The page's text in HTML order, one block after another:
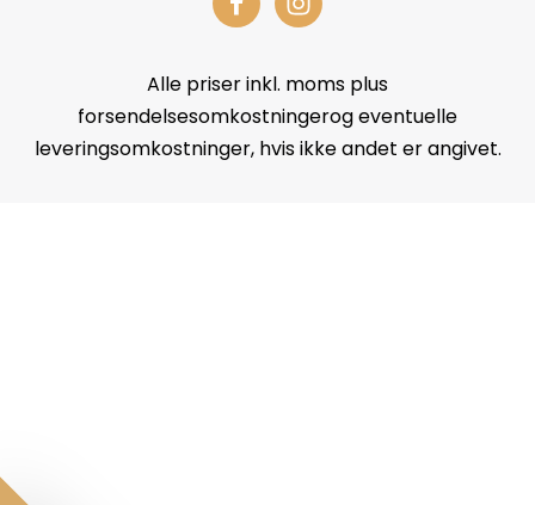
Alle priser inkl. moms plus
forsendelsesomkostningerog eventuelle
leveringsomkostninger, hvis ikke andet er angivet.